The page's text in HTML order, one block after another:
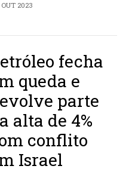
OUT 2023
fecha
queda e
parte
alta de 4%
conflito
Israel